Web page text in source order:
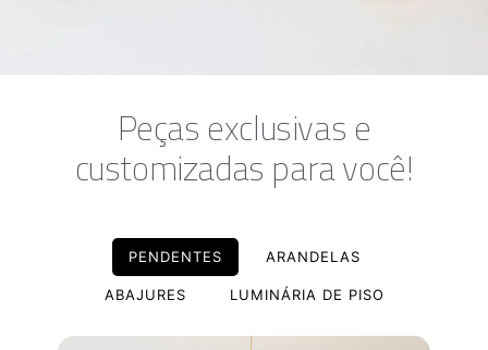
Peças exclusivas e
customizadas para você!
PENDENTES ARANDELAS
ABAJURES LUMINÁRIA DE PISO